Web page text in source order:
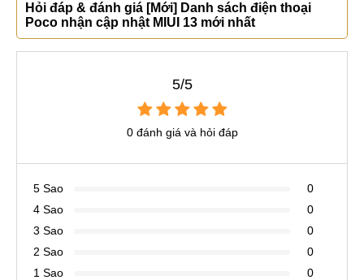
Hỏi đáp & đánh giá [Mới] Danh sách điện thoại
Poco nhận cập nhật MIUI 13 mới nhất
5/5
0 đánh giá và hỏi đáp
5 Sao
0
4 Sao
0
3 Sao
0
2 Sao
0
1 Sao
0